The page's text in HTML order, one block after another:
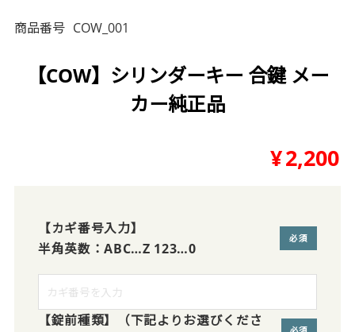
商品番号 COW_001
【COW】シリンダーキー 合鍵 メー
カー純正品
¥2,200
【カギ番号入力】
半角英数：ABC…Z 123…0
【錠前種類】（下記よりお選びくださ